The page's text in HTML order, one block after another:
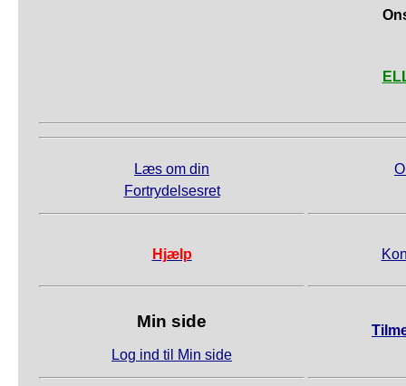
Læs om din
Fortrydelsesret
Hjælp
Min side
Log ind til Min side